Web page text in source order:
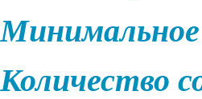
Количество